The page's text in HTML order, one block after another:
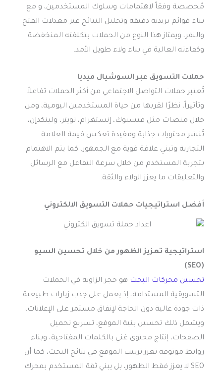
مُخصصة وفقاً لاهتمامات وسلوك المستخدمين، و مع
بناء قوائم بريدية دقيقة وتحليل النتائج عبر معدلات الفتح
والنقر، ويمتاز هذا النوع من الحملات بتكلفته المنخفضة
وكفاءته العالية في بناء ولاء طويل الأمد.
حملات التسويق عبر السوشيال ميديا
تُعتبر حملات التواصل الاجتماعي من أكثر الحملات تفاعلاً
وتأثيراً، نظرًا لقربها من حياة المستخدمين اليومية، ومن
خلال منصات مثل فيسبوك، إنستغرام، تويتر، ولينكدإن،
تُنشر محتويات جذابة ومفيدة تعكس قيمة العلامة
التجارية وتبني علاقة قوية مع الجمهور، كما يتم الاهتمام
بتجربة المستخدم من خلال سرعة التفاعل مع الرسائل
والتعليقات ما يعزز الولاء والثقة.
أفضل استراتيجيات حملات التسويق الالكتروني
استراتيجية تعزيز الظهور من خلال تحسين السيو
(SEO)
تحسين محركات البحث هو حجر الزاوية في الحملات
التسويقية المستدامة، إذ يعمل على جذب زيارات طبيعية
ذات جودة عالية دون الحاجة لإنفاق مستمر على الإعلانات،
ويشمل ذلك تحسين بنية الموقع، تسريع تحميل
الصفحات، إنتاج محتوى غني بالكلمات المفتاحية، وبناء
روابط موثوقة تعزز ترتيب الموقع في نتائج البحث، كما أن
SEO لا يعزز فقط الظهور، بل يبني ثقة المستخدم بمحرك